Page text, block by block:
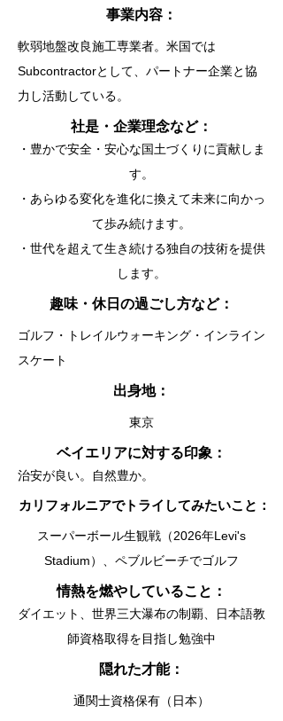
​事業内容：
軟弱地盤改良施工専業者。米国では
Subcontractorとして、パートナー企業と協
力し活動している。
​社是・企業理念など：
・豊かで安全・安心な国土づくりに貢献しま
す。
・あらゆる変化を進化に換えて未来に向かっ
て歩み続けます。
・世代を超えて生き続ける独自の技術を提供
します。
趣味・休日の過ごし方など：
ゴルフ・トレイルウォーキング・インライン
スケート
出身地：
東京
ベイエリアに対する印象：
治安が良い。自然豊か。
カリフォルニアでトライしてみたいこと：
スーパーボール生観戦（2026年Levi's
Stadium）、ペブルビーチでゴルフ
情熱を燃やしていること：
ダイエット、世界三大瀑布の制覇、日本語教
師資格取得を目指し勉強中
隠れた才能：
通関士資格保有（日本）